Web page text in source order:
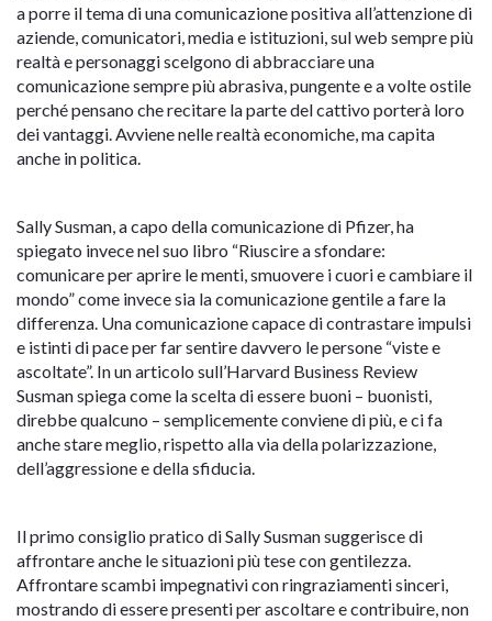
a porre il tema di una comunicazione positiva all’attenzione di
aziende, comunicatori, media e istituzioni, sul web sempre più
realtà e personaggi scelgono di abbracciare una
comunicazione sempre più abrasiva, pungente e a volte ostile
perché pensano che recitare la parte del cattivo porterà loro
dei vantaggi. Avviene nelle realtà economiche, ma capita
anche in politica.
Sally Susman, a capo della comunicazione di Pfizer, ha
spiegato invece nel suo libro “Riuscire a sfondare:
comunicare per aprire le menti, smuovere i cuori e cambiare il
mondo” come invece sia la comunicazione gentile a fare la
differenza. Una comunicazione capace di contrastare impulsi
e istinti di pace per far sentire davvero le persone “viste e
ascoltate”. In un articolo sull’Harvard Business Review
Susman spiega come la scelta di essere buoni – buonisti,
direbbe qualcuno – semplicemente conviene di più, e ci fa
anche stare meglio, rispetto alla via della polarizzazione,
dell’aggressione e della sfiducia.
Il primo consiglio pratico di Sally Susman suggerisce di
affrontare anche le situazioni più tese con gentilezza.
Affrontare scambi impegnativi con ringraziamenti sinceri,
mostrando di essere presenti per ascoltare e contribuire, non